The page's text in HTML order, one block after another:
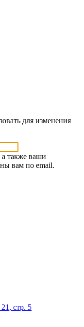
для изменения
а также ваши
вам по email.
стр. 5